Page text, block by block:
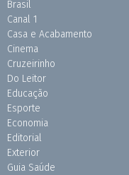
Brasil
Canal 1
Casa e Acabamento
Cinema
Cruzeirinho
Do Leitor
Educação
Esporte
Economia
Editorial
Exterior
Guia Saúde